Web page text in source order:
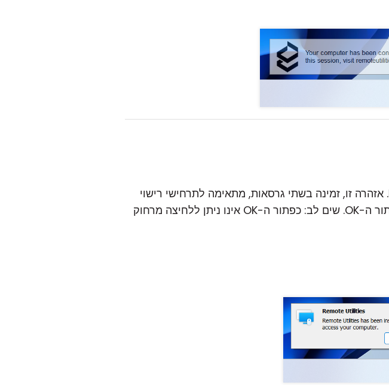
בתנאים ספציפיים, מוצגת אזהרת חיבור שונה בעת חיבור ל-Host. אזהרה זו, זמינה בשתי גרסאות, מתאימה לתרחישי רישוי
שונים וניתן לדחות על ידי המשתמש המרוחק על ידי לחיצה על כפתור ה-OK. שים לב: כפתור ה-OK אינו ניתן ללחיצה מרחוק